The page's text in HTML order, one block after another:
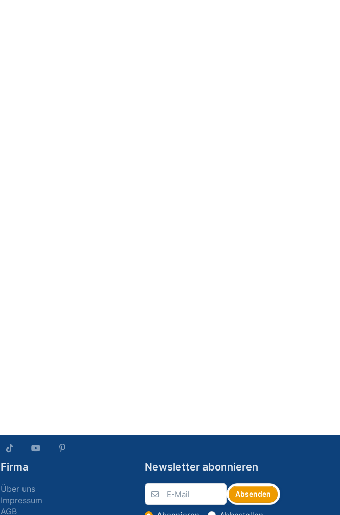
Firma
Über uns
Impressum
AGB
Newsletter abonnieren
Absenden